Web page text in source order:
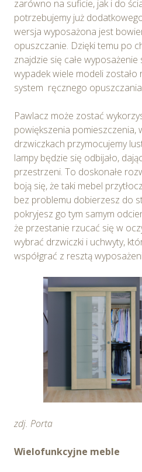
Informacje, w tym dane
z wykorzystywaniem plików
przetwarzane są przez
usługodawcę Serwisu w ww.
również przetwarzane przez
o.o. W związku z powyższym
usunięcia, ograniczenia
sprzeciwu wobec
wniesienia skargi do Prezesa
Osobowych. Szczegółowe
wykorzystywanych w
dotyczące prywatności
Serwisu dostępne są w
cookie.
Wybierając opcję „Zgadzam
wykorzystywanie w Serwisie
wskazanych powyżej celach.
dobrowolne. Możesz wycofać
ustawień dotyczących plików
pośrednictwem panelu
dostępnego z poziomuPolityki
.
Możesz również
plików cookie i udzielić
Ciebie celach poprzez
zarówno na suficie, jak i do
potrzebujemy już
wersja wyposażona jest
opuszczanie. Dzięki temu po
znajdzie się całe
wypadek wiele modeli
system ręcznego
Pawlacz może zostać
powiększenia pomieszczenia,
drzwiczkach przymocujemy
lampy będzie się odbijało,
przestrzeni. To doskonałe
boją się, że taki mebel
bez problemu dobierzesz do
pokryjesz go tym samym
że przestanie rzucać się w
wybrać drzwiczki i uchwyty,
współgrać z resztą
zdj. Porta
Wielofunkcyjne meble